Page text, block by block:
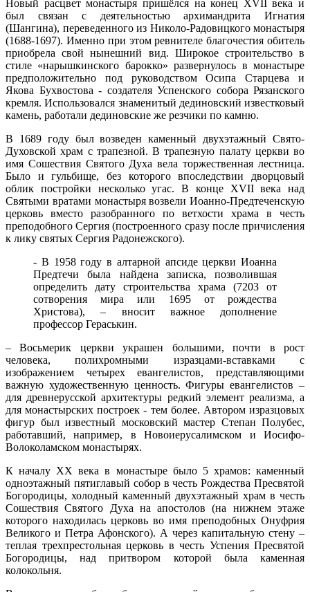
Новый расцвет монастыря пришёлся на конец XVII века и
был связан с деятельностью архимандрита Игнатия
(Шангина), переведенного из Николо-Радовицкого монастыря
(1688-1697). Именно при этом ревнителе благочестия обитель
приобрела свой нынешний вид. Широкое строительство в
стиле «нарышкинского барокко» развернулось в монастыре
предположительно под руководством Осипа Старцева и
Якова Бухвостова - создателя Успенского собора Рязанского
кремля. Использовался знаменитый дединовский известковый
камень, работали дединовские же резчики по камню.
В 1689 году был возведен каменный двухэтажный Свято-
Духовской храм с трапезной. В трапезную палату церкви во
имя Сошествия Святого Духа вела торжественная лестница.
Было и гульбище, без которого впоследствии дворцовый
облик постройки несколько угас. В конце XVII века над
Святыми вратами монастыря возвели Иоанно-Предтеченскую
церковь вместо разобранного по ветхости храма в честь
преподобного Сергия (построенного сразу после причисления
к лику святых Сергия Радонежского).
- В 1958 году в алтарной апсиде церкви Иоанна
Предтечи была найдена записка, позволившая
определить дату строительства храма (7203 от
сотворения мира или 1695 от рождества
Христова), – вносит важное дополнение
профессор Гераськин.
– Восьмерик церкви украшен большими, почти в рост
человека, полихромными изразцами-вставками с
изображением четырех евангелистов, представляющими
важную художественную ценность. Фигуры евангелистов –
для древнерусской архитектуры редкий элемент реализма, а
для монастырских построек - тем более. Автором изразцовых
фигур был известный московский мастер Степан Полубес,
работавший, например, в Новоиерусалимском и Иосифо-
Волоколамском монастырях.
К началу ХХ века в монастыре было 5 храмов: каменный
одноэтажный пятиглавый собор в честь Рождества Пресвятой
Богородицы, холодный каменный двухэтажный храм в честь
Сошествия Святого Духа на апостолов (на нижнем этаже
которого находилась церковь во имя преподобных Онуфрия
Великого и Петра Афонского). А через капитальную стену –
теплая трехпрестольная церковь в честь Успения Пресвятой
Богородицы, над притвором которой была каменная
колокольня.